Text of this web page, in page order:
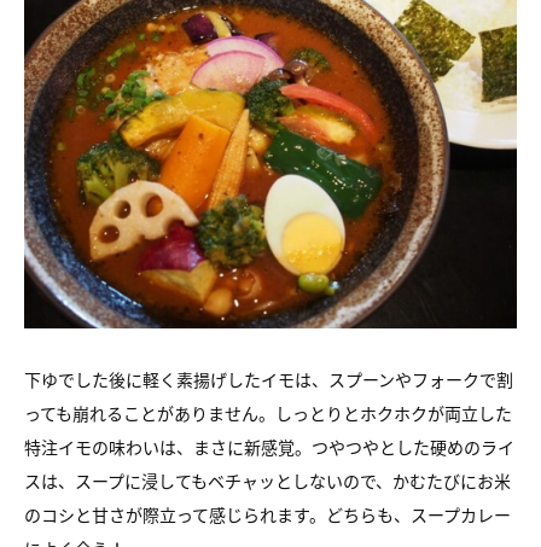
下ゆでした後に軽く素揚げしたイモは、スプーンやフォークで割
っても崩れることがありません。しっとりとホクホクが両立した
特注イモの味わいは、まさに新感覚。つやつやとした硬めのライ
スは、スープに浸してもベチャッとしないので、かむたびにお米
のコシと甘さが際立って感じられます。どちらも、スープカレー